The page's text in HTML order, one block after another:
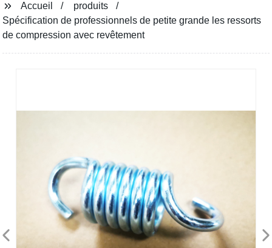
Accueil
produits
Spécification de professionnels de petite grande les ressorts
de compression avec revêtement